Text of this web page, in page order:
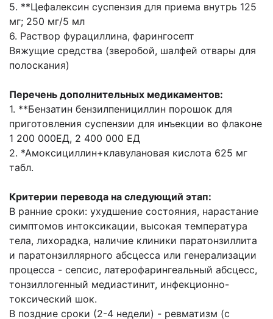
5. **Цефалексин суспензия для приема внутрь 125
мг; 250 мг/5 мл
6. Раствор фурациллина, фарингосепт
Вяжущие средства (зверобой, шалфей отвары для
полоскания)
Перечень дополнительных медикаментов:
1. **Бензатин бензилпенициллин порошок для
приготовления суспензии для инъекции во флаконе
1 200 000ЕД, 2 400 000 ЕД
2. *Амоксициллин+клавулановая кислота 625 мг
табл.
Критерии перевода на следующий этап:
В ранние сроки: ухудшение состояния, нарастание
симптомов интоксикации, высокая температура
тела, лихорадка, наличие клиники паратонзиллита
и паратонзиллярного абсцесса или генерализации
процесса - сепсис, латерофарингеальный абсцесс,
тонзиллогенный медиастинит, инфекционно-
токсический шок.
В поздние сроки (2-4 недели) - ревматизм (с